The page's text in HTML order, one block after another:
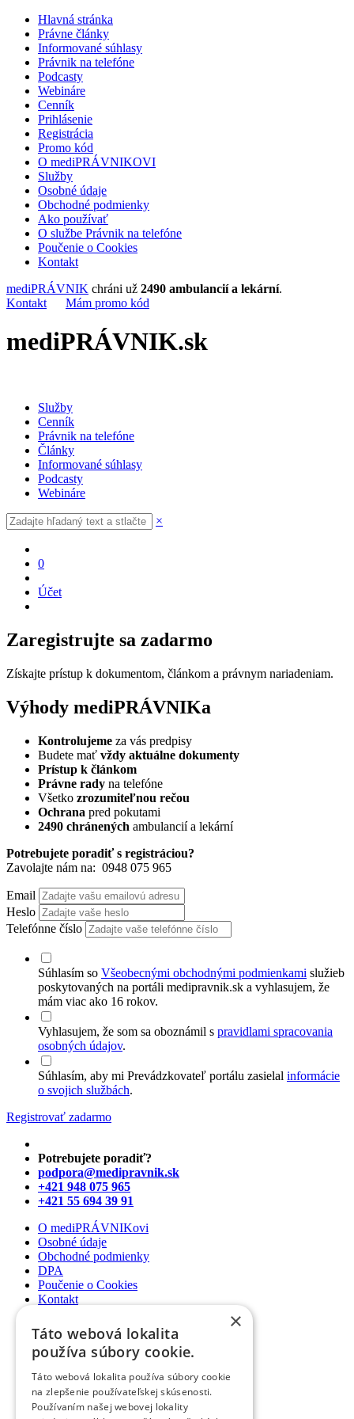
Hlavná stránka
Právne články
Informované súhlasy
Právnik na telefóne
Podcasty
Webináre
Cenník
Prihlásenie
Registrácia
Promo kód
O mediPRÁVNIKOVI
Služby
Osobné údaje
Obchodné podmienky
Ako používať
O službe Právnik na telefóne
Poučenie o Cookies
Kontakt
mediPRÁVNIK chráni už 2490 ambulancií a lekární.
Kontakt
Mám promo kód
mediPRÁVNIK.sk
Služby
Cenník
Právnik na telefóne
Články
Informované súhlasy
Podcasty
Webináre
×
0
Účet
Zaregistrujte sa zadarmo
Získajte prístup k dokumentom, článkom a právnym nariadeniam.
Výhody mediPRÁVNIKa
Kontrolujeme za vás predpisy
Budete mať vždy aktuálne dokumenty
Prístup k článkom
Právne rady na telefóne
Všetko zrozumiteľnou rečou
Ochrana pred pokutami
2490 chránených ambulancií a lekární
Potrebujete poradiť s registráciou?
Zavolajte nám na: 0948 075 965
Email
Heslo
Telefónne číslo
Súhlasím so Všeobecnými obchodnými podmienkami služieb
poskytovaných na portáli medipravnik.sk a vyhlasujem, že
mám viac ako 16 rokov.
Vyhlasujem, že som sa oboznámil s pravidlami spracovania
osobných údajov.
Súhlasím, aby mi Prevádzkovateľ portálu zasielal informácie
o svojich službách.
Registrovať zadarmo
Potrebujete poradiť?
podpora@medipravnik.sk
+421 948 075 965
+421 55 694 39 91
O mediPRÁVNIKovi
Osobné údaje
Obchodné podmienky
DPA
Poučenie o Cookies
Kontakt
Newsletter
Články
Podcasty
Informované súhlasy
Právny web pre ambulancie
Právnik na telefóne
×
Táto webová lokalita
používa súbory cookie.
Táto webová lokalita používa súbory cookie
na zlepšenie používateľskej skúsenosti.
Používaním našej webovej lokality